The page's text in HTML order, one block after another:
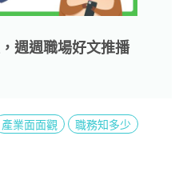
週週職場好文推播
產業面面觀
職務知多少